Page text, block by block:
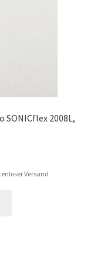
SONICflex 2008L,
Versand